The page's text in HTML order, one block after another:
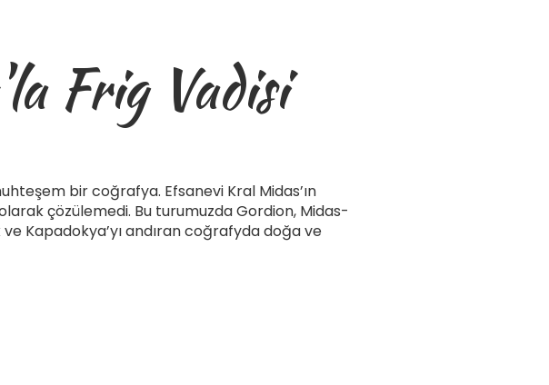
Frig Vadisi
bir coğrafya. Efsanevi Kral Midas’ın
çözülemedi. Bu turumuzda Gordion, Midas-
Kapadokya’yı andıran coğrafyda doğa ve